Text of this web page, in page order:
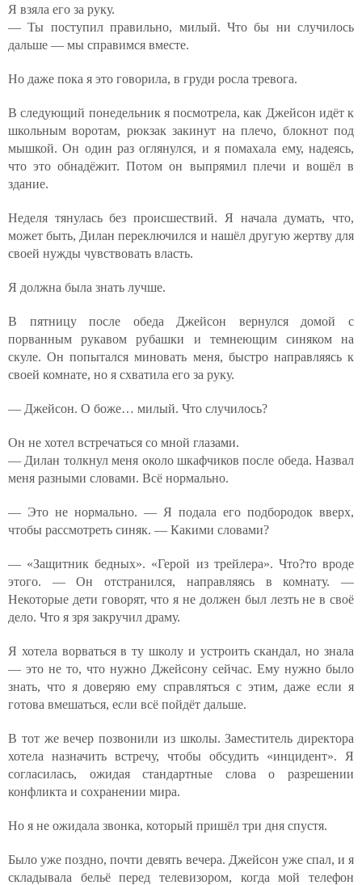
Я взяла его за руку.
— Ты поступил правильно, милый. Что бы ни случилось
дальше — мы справимся вместе.
Но даже пока я это говорила, в груди росла тревога.
В следующий понедельник я посмотрела, как Джейсон идёт к
школьным воротам, рюкзак закинут на плечо, блокнот под
мышкой. Он один раз оглянулся, и я помахала ему, надеясь,
что это обнадёжит. Потом он выпрямил плечи и вошёл в
здание.
Неделя тянулась без происшествий. Я начала думать, что,
может быть, Дилан переключился и нашёл другую жертву для
своей нужды чувствовать власть.
Я должна была знать лучше.
В пятницу после обеда Джейсон вернулся домой с
порванным рукавом рубашки и темнеющим синяком на
скуле. Он попытался миновать меня, быстро направляясь к
своей комнате, но я схватила его за руку.
— Джейсон. О боже… милый. Что случилось?
Он не хотел встречаться со мной глазами.
— Дилан толкнул меня около шкафчиков после обеда. Назвал
меня разными словами. Всё нормально.
— Это не нормально. — Я подала его подбородок вверх,
чтобы рассмотреть синяк. — Какими словами?
— «Защитник бедных». «Герой из трейлера». Что?то вроде
этого. — Он отстранился, направляясь в комнату. —
Некоторые дети говорят, что я не должен был лезть не в своё
дело. Что я зря закручил драму.
Я хотела ворваться в ту школу и устроить скандал, но знала
— это не то, что нужно Джейсону сейчас. Ему нужно было
знать, что я доверяю ему справляться с этим, даже если я
готова вмешаться, если всё пойдёт дальше.
В тот же вечер позвонили из школы. Заместитель директора
хотела назначить встречу, чтобы обсудить «инцидент». Я
согласилась, ожидая стандартные слова о разрешении
конфликта и сохранении мира.
Но я не ожидала звонка, который пришёл три дня спустя.
Было уже поздно, почти девять вечера. Джейсон уже спал, и я
складывала бельё перед телевизором, когда мой телефон